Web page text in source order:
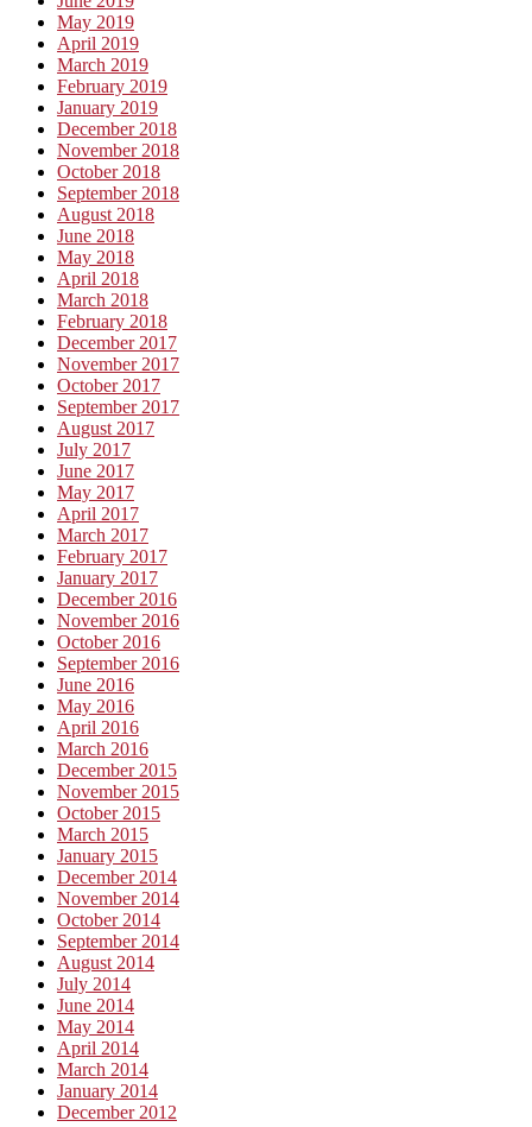
May 2019
April 2019
March 2019
February 2019
January 2019
December 2018
November 2018
October 2018
September 2018
August 2018
June 2018
May 2018
April 2018
March 2018
February 2018
December 2017
November 2017
October 2017
September 2017
August 2017
July 2017
June 2017
May 2017
April 2017
March 2017
February 2017
January 2017
December 2016
November 2016
October 2016
September 2016
June 2016
May 2016
April 2016
March 2016
December 2015
November 2015
October 2015
March 2015
January 2015
December 2014
November 2014
October 2014
September 2014
August 2014
July 2014
June 2014
May 2014
April 2014
March 2014
January 2014
December 2012